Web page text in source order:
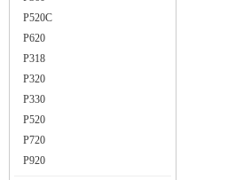
P520C
P620
P318
P320
P330
P520
P720
P920